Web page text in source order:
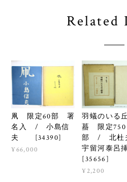
Related
凧 限定60部 署
名入 / 小島信
夫 [34390]
¥66,000
羽蟻のいる
蟇 限定750
部 / 北杜
宇留河泰呂
[35656]
¥2,200